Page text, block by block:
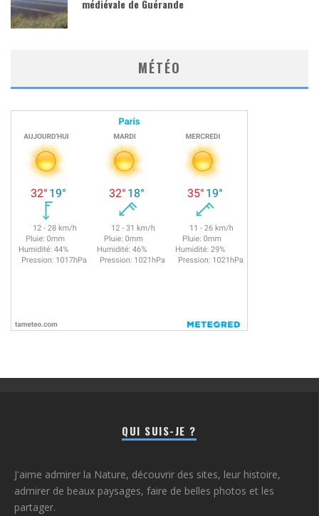
médiévale de Guérande
MÉTÉO
QUI SUIS-JE ?
J'aime admirer la Nature, découvrir des sites, leur histoire,
admirer de beaux paysages, faire de belles photos et les
partager.